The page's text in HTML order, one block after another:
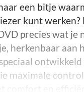
een bitje
kunt werken?
precies wat je
herkenbaar aan
maximale